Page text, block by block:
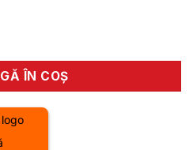
Gravity 1.0 M peanut
ÎN COȘ